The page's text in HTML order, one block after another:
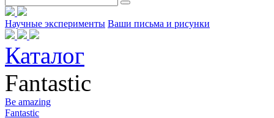
Научные эксперименты Ваши письма и рисунки
Каталог
Fantastic
Be amazing
Fantastic